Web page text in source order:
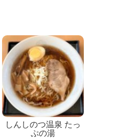
しんしのつ温泉 たっ
ぷの湯